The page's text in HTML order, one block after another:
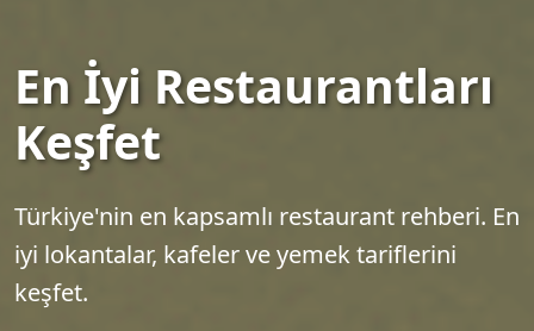
En İyi Restaurantları
Keşfet
Türkiye'nin en kapsamlı restaurant rehberi. En
iyi lokantalar, kafeler ve yemek tariflerini
keşfet.